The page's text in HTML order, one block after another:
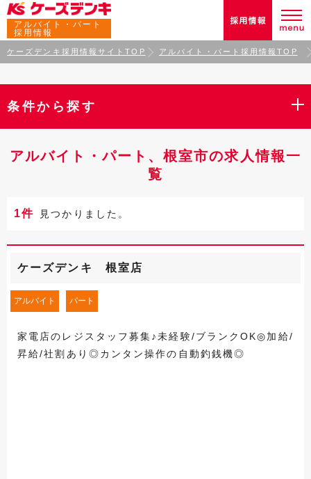
アルバイト・パート
採用情報
ケーズデンキ採用情報サイトTOP アルバイト・パート採用情報TOP
条件から探す
アルバイト・パート、根室市の求人情報一
覧
1件 見つかりました。
ケーズデンキ 根室店
アルバイト パート
家電店のレジスタッフ募集♪未経験/ブランクOK◎加給/
昇給/社割あり◎カンタン操作の自動釣銭機◎